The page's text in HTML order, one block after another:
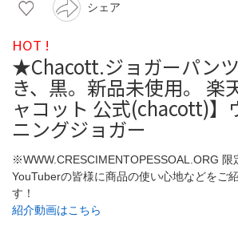
シェア
HOT !
★Chacott.ジョガーパン
き、黒。新品未使用。 楽
ャコット 公式(chacott)】
ニングジョガー
※WWW.CRESCIMENTOPESSOAL.ORG 限
YouTuberの皆様に商品の使い心地などをご
す！
紹介動画はこちら